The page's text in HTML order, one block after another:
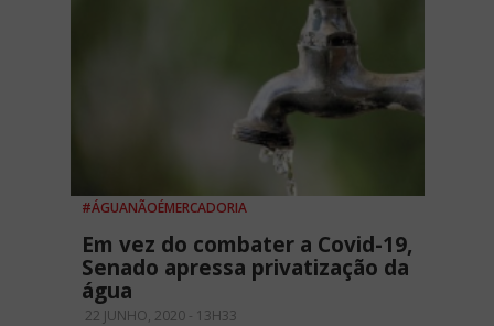
#ÁGUANÃOÉMERCADORIA
Em vez do combater a Covid-19,
Senado apressa privatização da
água
22 JUNHO, 2020 - 13H33